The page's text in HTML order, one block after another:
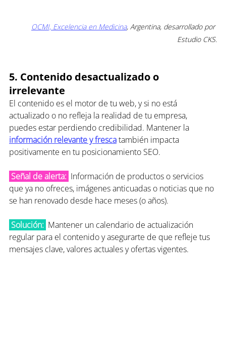
OCMI, Excelencia en Medicina, Argentina, desarrollado por
Estudio CKS.
5. Contenido desactualizado o
irrelevante
El contenido es el motor de tu web, y si no está
actualizado o no refleja la realidad de tu empresa,
puedes estar perdiendo credibilidad. Mantener la
información relevante y frescatambién impacta
positivamente en tu posicionamiento SEO.
Señal de alerta: Información de productos o servicios
que ya no ofreces, imágenes anticuadas o noticias que no
se han renovado desde hace meses (o años).
Solución: Mantener un calendario de actualización
regular para el contenido y asegurarte de que refleje tus
mensajes clave, valores actuales y ofertas vigentes.